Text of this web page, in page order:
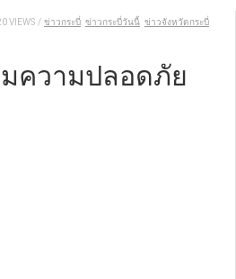
VIEWS / ข่าวกระบี่ ข่าวกระบี่วันนี้ ข่าวจังหวัดกระบี่
ความปลอดภัย